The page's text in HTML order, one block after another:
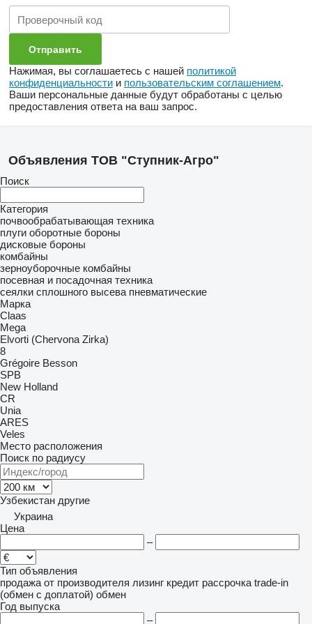
Нажимая, вы соглашаетесь с нашей политикой
конфиденциальности и пользовательским соглашением.
Ваши персональные данные будут обработаны с целью
предоставления ответа на ваш запрос.
Объявления ТОВ "Ступник-Агро"
Поиск
Категория
почвообрабатывающая техника
плуги оборотные бороны
дисковые бороны
комбайны
зерноуборочные комбайны
посевная и посадочная техника
сеялки сплошного высева пневматические
Марка
Claas
Mega
Elvorti (Chervona Zirka)
8
Grégoire Besson
SPB
New Holland
CR
Unia
ARES
Veles
Место расположения
Поиск по радиусу
Узбекистан другие
Украина
Цена
–
Тип объявления
продажа от производителя лизинг кредит рассрочка trade-in
(обмен с доплатой) обмен
Год выпуска
–